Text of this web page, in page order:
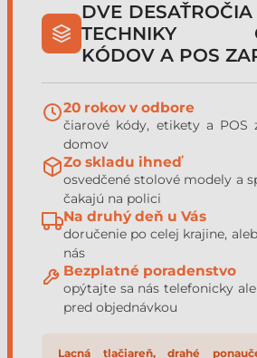
DVE
TECHNIKY
KÓDOV A POS
20 rokov v odbore
čiarové kódy, etikety a POS
domov
Zo skladu ihneď
osvedčené stolové modely a
čakajú na polici
Na druhý deň u Vás
doručenie po celej krajine,
nás
Bezplatné poradenstvo
opýtajte sa nás telefonicky
pred objednávkou
Lacná tlačiareň, drahé